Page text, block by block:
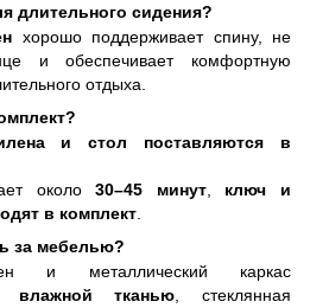
длительного сидения?
хорошо поддерживает спину, не
и обеспечивает комфортную
отдыха.
и стол поставляются в
около30–45 минут, ключ и
в комплект.
за мебелью?
и металлический каркас
влажной тканью, стеклянная